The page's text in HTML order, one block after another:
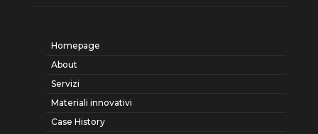
Homepage
About
Servizi
Materiali innovativi
Case History